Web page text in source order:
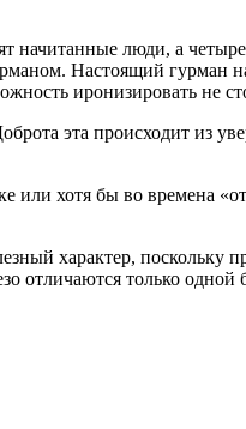
начитанные люди, а
Настоящий гурман
иронизировать не
эта происходит из
или хотя бы во времена
характер,
отличаются только одной